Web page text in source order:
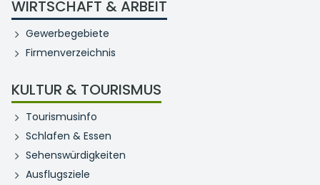
WIRTSCHAFT & ARBEIT
Gewerbegebiete
Firmenverzeichnis
KULTUR & TOURISMUS
Tourismusinfo
Schlafen & Essen
Sehenswürdigkeiten
Ausflugsziele